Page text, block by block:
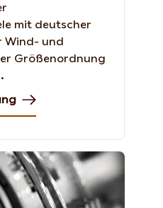
mit deutscher
Wind- und
Größenordnung